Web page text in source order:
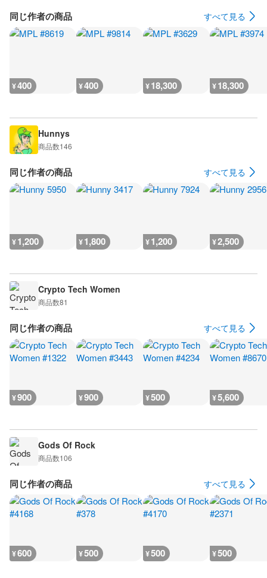
同じ作者の商品 すべて見る
¥400 ¥400 ¥18,300 ¥18,300
Hunnys
商品数146
同じ作者の商品 すべて見る
¥1,200 ¥1,800 ¥1,200 ¥2,500
Crypto Tech Women
商品数81
同じ作者の商品 すべて見る
¥900 ¥900 ¥500 ¥5,600
Gods Of Rock
商品数106
同じ作者の商品 すべて見る
¥600 ¥500 ¥500 ¥500